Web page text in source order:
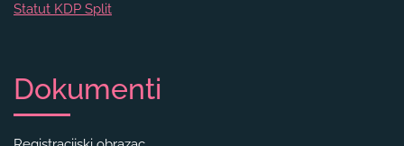
Statut KDP Split
Dokumenti